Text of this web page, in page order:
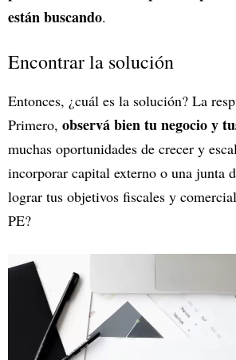
están buscando.
Encontrar la solución
Entonces, ¿cuál es la solución? La
Primero, observá bien tu negocio y
muchas oportunidades de crecer y
incorporar capital externo o una junta
lograr tus objetivos fiscales y
PE?